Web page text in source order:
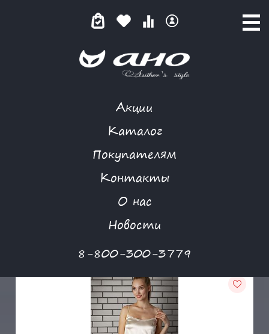
Акции
Каталог
Покупателям
Контакты
О нас
Новости
8-800-300-3779
ЖЕНСКИЕ ДИЗАЙНЕРСКИЕ ТОПЫ